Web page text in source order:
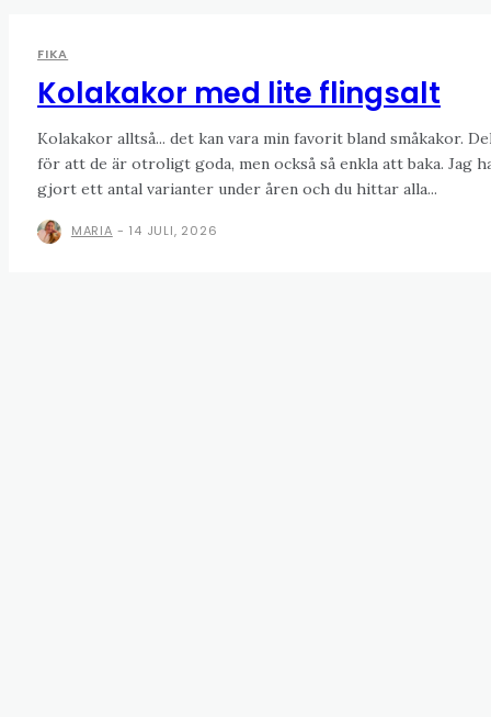
FIKA
Kolakakor med lite flingsalt
Kolakakor alltså... det kan vara min favorit bland småkakor.
för att de är otroligt goda, men också så enkla att baka. Jag
gjort ett antal varianter under åren och du hittar alla...
MARIA - 14 JULI, 2026